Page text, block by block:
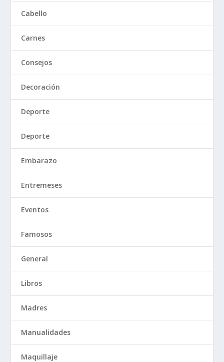
Cabello
Carnes
Consejos
Decoración
Deporte
Deporte
Embarazo
Entremeses
Eventos
Famosos
General
Libros
Madres
Manualidades
Maquillaje